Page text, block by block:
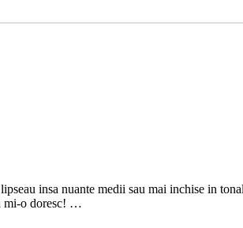
insa nuante medii sau mai inchise in
mi-o doresc! …